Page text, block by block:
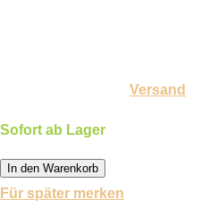
Versand
Sofort ab Lager
In den Warenkorb
Für später merken